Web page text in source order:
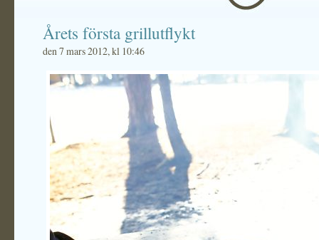
Årets första grillutflykt
den 7 mars 2012, kl 10:46